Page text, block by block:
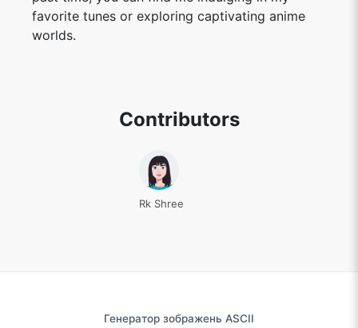
favorite tunes or exploring captivating anime
worlds.
Contributors
Rk Shree
Генератор зображень ASCII